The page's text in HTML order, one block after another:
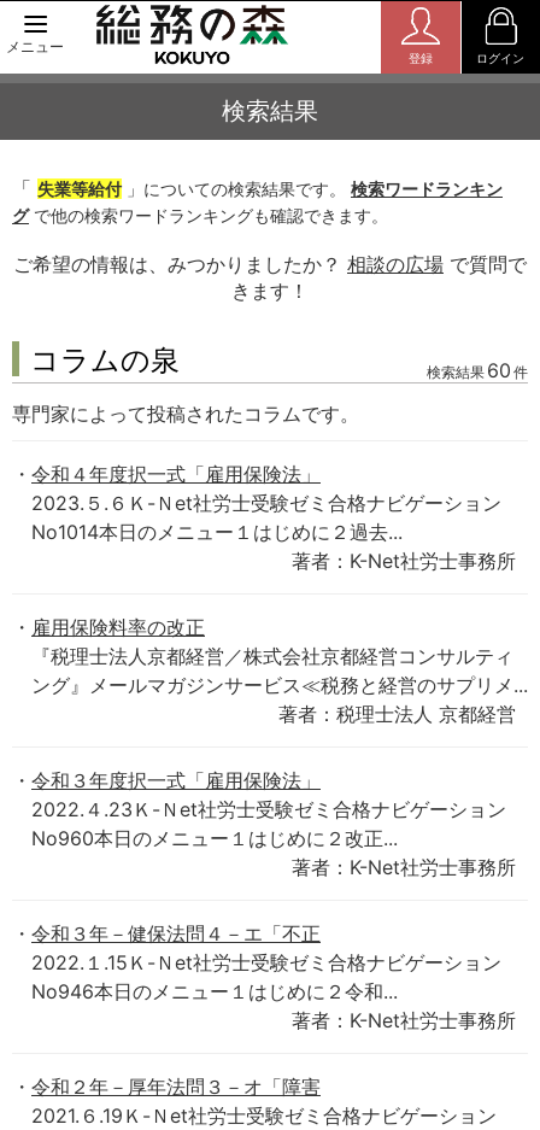
メニュー
登録 ログイン
検索結果
「 失業等給付 」についての検索結果です。 検索ワードランキン
グで他の検索ワードランキングも確認できます。
ご希望の情報は、みつかりましたか？ 相談の広場 で質問で
きます！
コラムの泉 検索結果 60 件
専門家によって投稿されたコラムです。
令和４年度択一式「雇用保険法」
2023.５.６Ｋ-Ｎet社労士受験ゼミ合格ナビゲーション
No1014本日のメニュー１はじめに２過去...
著者：K-Net社労士事務所
雇用保険料率の改正
『税理士法人京都経営／株式会社京都経営コンサルティ
ング』メールマガジンサービス≪税務と経営のサプリメ...
著者：税理士法人 京都経営
令和３年度択一式「雇用保険法」
2022.４.23Ｋ-Ｎet社労士受験ゼミ合格ナビゲーション
No960本日のメニュー１はじめに２改正...
著者：K-Net社労士事務所
令和３年－健保法問４－エ「不正
2022.１.15Ｋ-Ｎet社労士受験ゼミ合格ナビゲーション
No946本日のメニュー１はじめに２令和...
著者：K-Net社労士事務所
令和２年－厚年法問３－オ「障害
2021.６.19Ｋ-Ｎet社労士受験ゼミ合格ナビゲーション